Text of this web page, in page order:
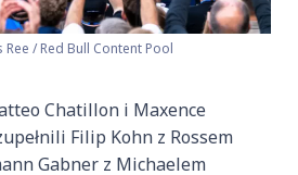
Ree / Red Bull Content Pool
Chatillon i Maxence
Filip Kohn z Rossem
Gabner z Michaelem